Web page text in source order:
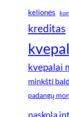
kelionės
kreditas
kvepalai
minkšti
padangų
paskola